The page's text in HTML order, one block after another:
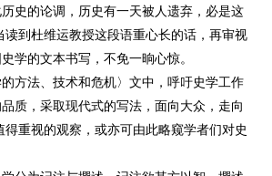
史的论调，历史有一天被人遗弃，必是这
到杜维运教授这段语重心长的话，再审视
学的文本书写，不免一晌心惊。
方法、技术和危机〉文中，呼吁史学工作
质，采取现代式的写法，面向大众，走向
重视的观察，或亦可由此略窥学者们对史